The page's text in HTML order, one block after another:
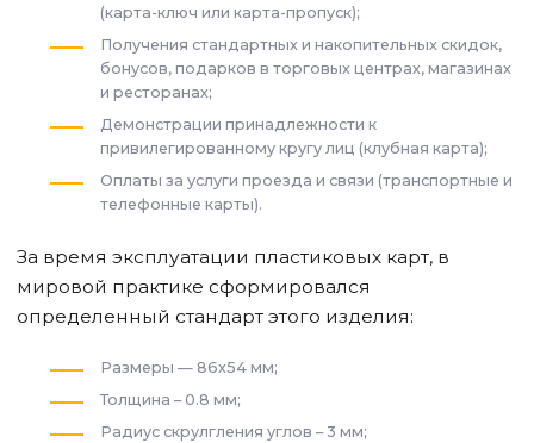
(карта-ключ или карта-пропуск);
Получения стандартных и накопительных скидок,
бонусов, подарков в торговых центрах, магазинах
и ресторанах;
Демонстрации принадлежности к
привилегированному кругу лиц (клубная карта);
Оплаты за услуги проезда и связи (транспортные и
телефонные карты).
За время эксплуатации пластиковых карт, в
мировой практике сформировался
определенный стандарт этого изделия:
Размеры — 86х54 мм;
Толщина – 0.8 мм;
Радиус скрулгления углов – 3 мм;